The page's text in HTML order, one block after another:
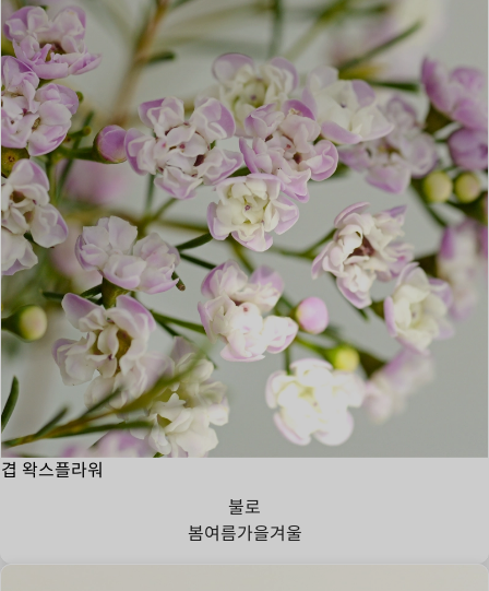
겹 왁스플라워
불로
봄여름가을겨울